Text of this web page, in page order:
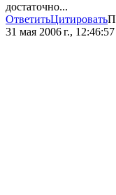
достаточно...
ОтветитьЦитировать
31 мая 2006 г., 12:46:57